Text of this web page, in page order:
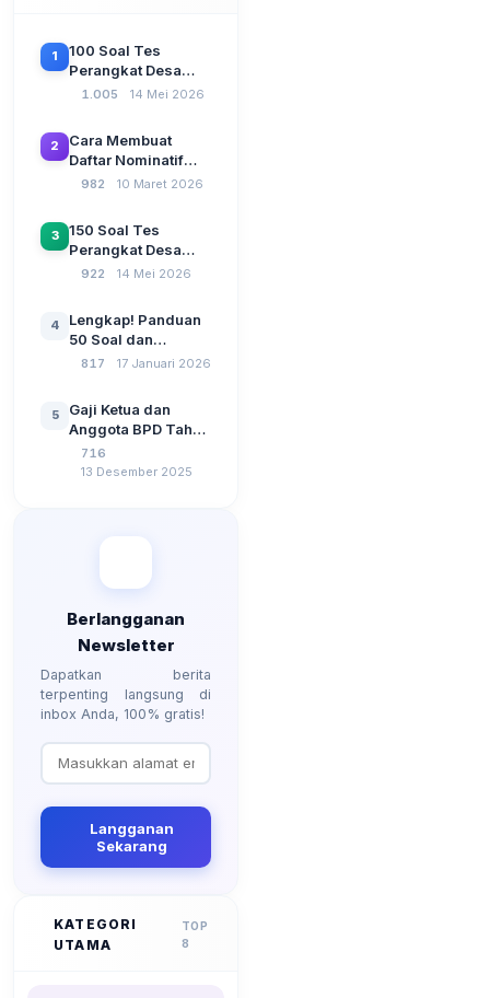
1
100 Soal Tes
Perangkat Desa
Terbaru 2026
CAT Berbasis UU
Desa No. 3 Tahun
2024
1.005 14 Mei 2026
2
Cara Membuat
Daftar Nominatif
Siltap di Aplikasi
SPP Pencairan
Dana Desa
982 10 Maret 2026
3
150 Soal Tes
Perangkat Desa
2026: Administrasi
Kebangsaan, dan
Komputer Beserta
Jawaban Paling
922 14 Mei 2026
4
Lengkap! Panduan
50 Soal dan
Jawaban Tes
Berdasarkan UU No
3 Tahun 2024
817 17 Januari 2026
5
Gaji Ketua dan
Anggota BPD Tahun
2026, Berapa
Besarannya? Ada
716
13 Desember 2025
Berlangganan
Newsletter
Dapatkan berita
terpenting langsung di
inbox Anda, 100% gratis!
Langganan
Sekarang
KATEGORI
UTAMA
TOP
8